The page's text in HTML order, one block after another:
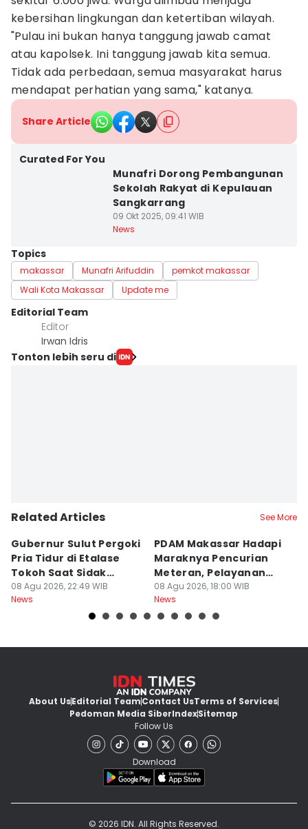
kebersihan lingkungan dan ketertiban wilayah.
"Pulau ini bukan hanya tanggung jawab camat
atau kapolsek. Ini tanggung jawab kita semua.
Tidak ada perbedaan, semua masyarakat harus
mendapat perhatian yang sama," katanya.
Share Article
Curated For You
Munafri Dorong Pembangunan
Sekolah Rakyat di Kepulauan
Sangkarrang
09 Okt 2025, 09:41 WIB
News
Topics
makassar Munafri Arifuddin
pemkot makassar
Wali Kota Makassar
Update me
Editorial Team
Editor
Irwan Idris
Tonton lebih seru di
Related Articles See More
Gubernur Sulut Pergoki
Pria Tidur di Etalase
Tokoh Saat Sidak
Gedung
08 Agu 2026, 22:49 WIB
News
PDAM Makassar Hadapi
Maraknya Pencurian
Meteran, Pelayanan
Ikut Terdampak
08 Agu 2026, 18:00 WIB
News
About UsEditorial TeamContact UsTerms of Services
Pedoman Media SiberIndexSitemap
Follow Us
Download
© 2026 IDN. All Rights Reserved.